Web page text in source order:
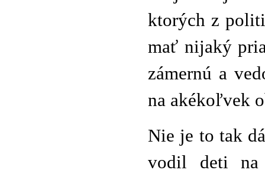
ktorých z
mať nijaký
zámernú a
na akékoľvek
Nie je to tak
vodil deti na